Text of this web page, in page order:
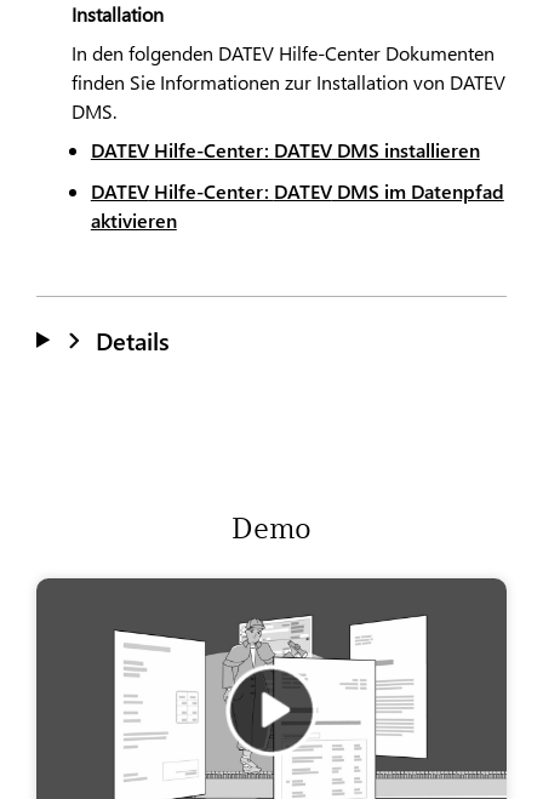
Installation
In den folgenden DATEVHilfe-Center Dokumenten
finden Sie Informationen zur Installation von DATEV
DMS.
DATEVHilfe-Center: DATEVDMS installieren
DATEVHilfe-Center: DATEVDMS im Datenpfad
aktivieren
Details
Demo